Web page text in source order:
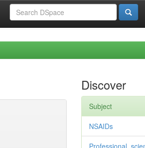
Discover
Subject
NSAIDs
Professional,